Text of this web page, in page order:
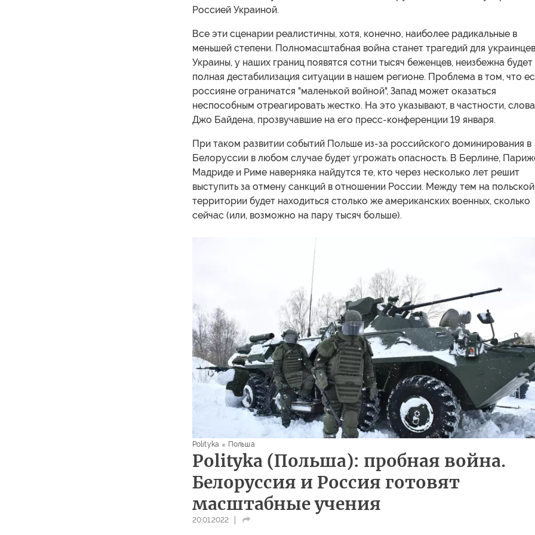
Россией Украиной.
Все эти сценарии реалистичны, хотя, конечно, наиболее радикальные в
меньшей степени. Полномасштабная война станет трагедий для
Украины, у наших границ появятся сотни тысяч беженцев, неизбежна будет
полная дестабилизация ситуации в нашем регионе. Проблема в том, что
россияне ограничатся "маленькой войной", Запад может оказаться
неспособным отреагировать жестко. На это указывают, в частности, слова
Джо Байдена, прозвучавшие на его пресс-конференции 19 января.
При таком развитии событий Польше из-за российского доминирования в
Белоруссии в любом случае будет угрожать опасность. В Берлине,
Мадриде и Риме наверняка найдутся те, кто через несколько лет решит
выступить за отмену санкций в отношении России. Между тем на польской
территории будет находиться столько же американских военных, сколько
сейчас (или, возможно на пару тысяч больше).
Polityka Польша
Polityka (Польша): пробная война.
Белоруссия и Россия готовят
масштабные учения
20.01.2022